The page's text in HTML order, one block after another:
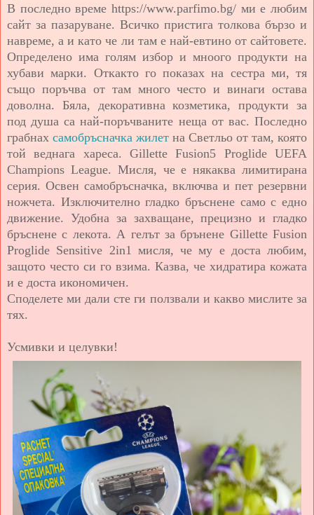
В последно време https://www.parfimo.bg/ ми е любим
сайт за пазаруване. Всичко пристига толкова бързо и
навреме, а и като че ли там е най-евтино от сайтовете.
Определено има голям избор и мноого продукти на
хубави марки. Откакто го показах на сестра ми, тя
също поръчва от там много често и винаги остава
доволна. Бяла, декоративна козметика, продукти за
под душа са най-поръчваните неща от вас. Последно
грабнах самобръсначка жилет на Светльо от там, която
той веднага хареса. Gillette Fusion5 Proglide UEFA
Champions League. Мисля, че е някаква лимитирана
серия. Освен самобръсначка, включва и пет резервни
ножчета. Изключително гладко бръснене само с едно
движение. Удобна за захващане, прецизно и гладко
бръснене с лекота. А гелът за брънене Gillette Fusion
Proglide Sensitive 2in1 мисля, че му е доста любим,
защото често си го взима. Казва, че хидратира кожата
и е доста икономичен.
Споделете ми дали сте ги ползвали и какво мислите за
тях.
Усмивки и целувки!